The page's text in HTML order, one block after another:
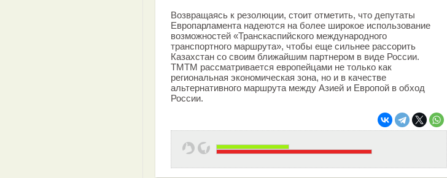
Возвращаясь к резолюции, стоит отметить, что депутаты
Европарламента надеются на более широкое использование
возможностей «Транскаспийского международного
транспортного маршрута», чтобы еще сильнее рассорить
Казахстан со своим ближайшим партнером в виде России.
ТМТМ рассматривается европейцами не только как
региональная экономическая зона, но и в качестве
альтернативного маршрута между Азией и Европой в обход
России.